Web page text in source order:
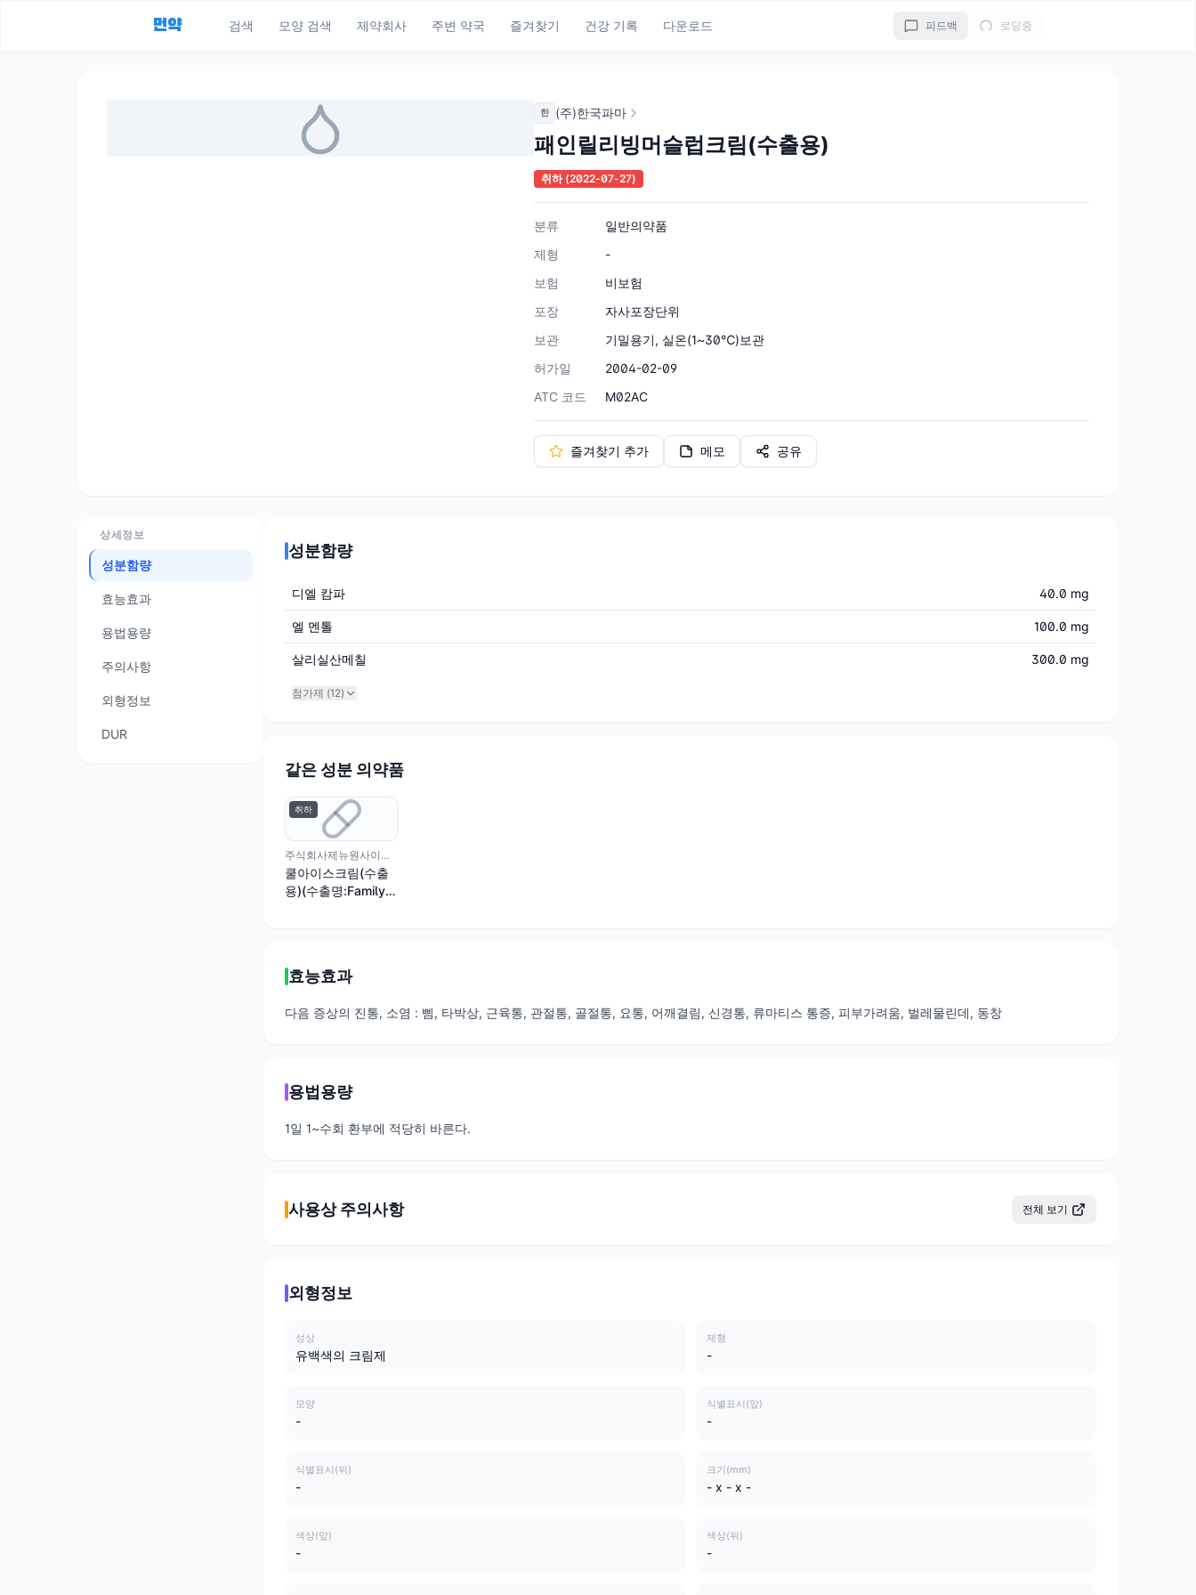
먼약 검색 모양 검색 제약회사 주변 약국 즐겨찾기 건강 기록 다운로드 피드백 로딩중
한 (주)한국파마
패인릴리빙머슬럽크림(수출용)
취하(2022-07-27)
분류
일반의약품
제형
-
보험
비보험
포장
자사포장단위
보관
기밀용기, 실온(1~30℃)보관
허가일
2004-02-09
ATC 코드
M02AC
즐겨찾기 추가 메모 공유
상세정보
성분함량
효능효과
용법용량
주의사항
외형정보
DUR
성분함량
디엘 캄파 40.0 mg
엘 멘톨 100.0 mg
살리실산메칠 300.0 mg
첨가제 (12)
같은 성분 의약품
취하
주식회사제뉴원사이언스
쿨아이스크림(수출
용)(수출명:Family
효능효과
다음 증상의 진통, 소염 : 삠, 타박상, 근육통, 관절통, 골절통, 요통, 어깨결림, 신경통, 류마티스 통증, 피부가려움, 벌레물린데, 동창
용법용량
1일 1~수회 환부에 적당히 바른다.
사용상 주의사항 전체 보기
외형정보
성상
유백색의 크림제
제형
-
모양
-
식별표시(앞)
-
식별표시(뒤)
-
크기(mm)
- x - x -
색상(앞)
-
색상(뒤)
-